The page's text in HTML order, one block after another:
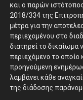
και ο παρών
2018/334 της
μέτρα για την
περιεχομένου στο
διατηρεί το δικαίωμα
περιεχόμενο το οποίο
προηγούμενη
λαμβάνει κάθε
της διάδοσης